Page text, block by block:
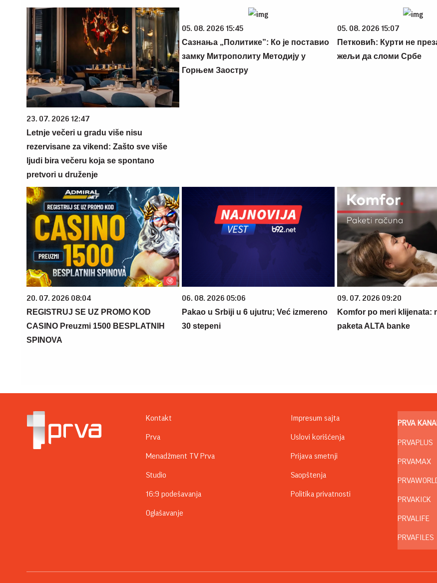
23. 07. 2026 12:47
Letnje večeri u gradu više nisu
rezervisane za vikend: Zašto sve više
ljudi bira večeru koja se spontano
pretvori u druženje
05. 08. 2026 15:45
Сазнања „Политике”: Ко је поставио
замку Митрополиту Методију у
Горњем Заостру
05. 08. 2026 15:07
Петковић: Курти не
жељи да сломи Србе
20. 07. 2026 08:04
REGISTRUJ SE UZ PROMO KOD
CASINO Preuzmi 1500 BESPLATNIH
SPINOVA
06. 08. 2026 05:06
Pakao u Srbiji u 6 ujutru; Već izmereno
30 stepeni
09. 07. 2026 09:20
Komfor po meri klijenata:
paketa ALTA banke
Kontakt
Prva
Menadžment TV Prva
Studio
16:9 podešavanja
Oglašavanje
Impresum sajta
Uslovi korišćenja
Prijava smetnji
Saopštenja
Politika privatnosti
PRVA
PRVAPLUS
PRVAMAX
PRVAKICK
PRVALIFE
PRVAFILES